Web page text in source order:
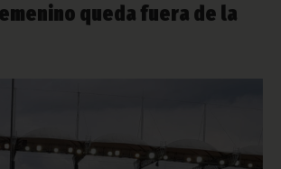
queda fuera de la